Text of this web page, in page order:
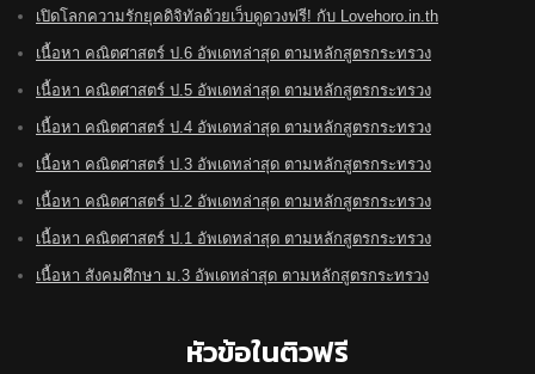
เปิดโลกความรักยุคดิจิทัลด้วยเว็บดูดวงฟรี! กับ Lovehoro.in.th
เนื้อหา คณิตศาสตร์ ป.6 อัพเดทล่าสุด ตามหลักสูตรกระทรวง
เนื้อหา คณิตศาสตร์ ป.5 อัพเดทล่าสุด ตามหลักสูตรกระทรวง
เนื้อหา คณิตศาสตร์ ป.4 อัพเดทล่าสุด ตามหลักสูตรกระทรวง
เนื้อหา คณิตศาสตร์ ป.3 อัพเดทล่าสุด ตามหลักสูตรกระทรวง
เนื้อหา คณิตศาสตร์ ป.2 อัพเดทล่าสุด ตามหลักสูตรกระทรวง
เนื้อหา คณิตศาสตร์ ป.1 อัพเดทล่าสุด ตามหลักสูตรกระทรวง
เนื้อหา สังคมศึกษา ม.3 อัพเดทล่าสุด ตามหลักสูตรกระทรวง
หัวข้อในติวฟรี